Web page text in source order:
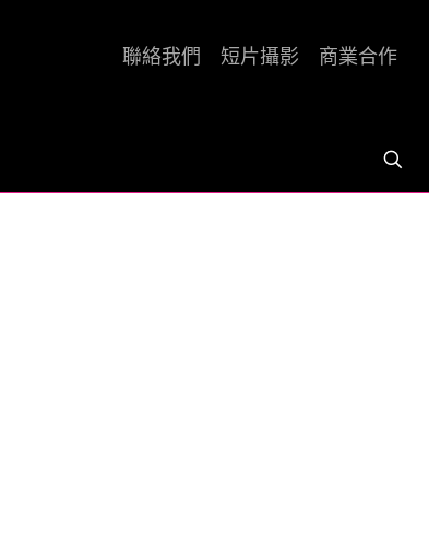
聯絡我們 短片攝影 商業合作